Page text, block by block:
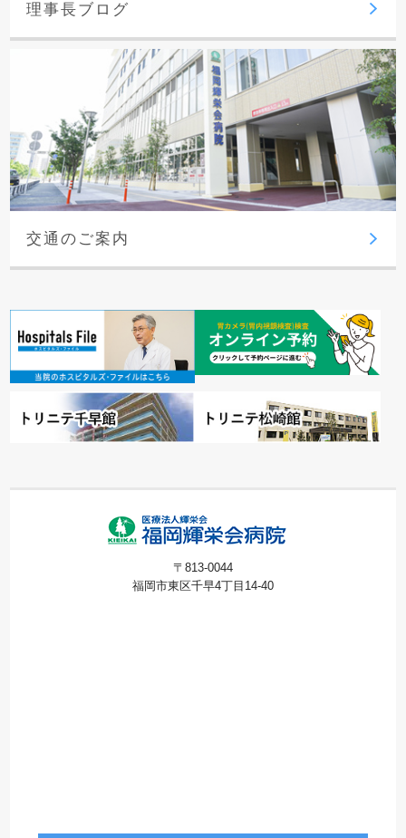
理事長ブログ
交通のご案内
〒813-0044
福岡市東区千早4丁目14-40